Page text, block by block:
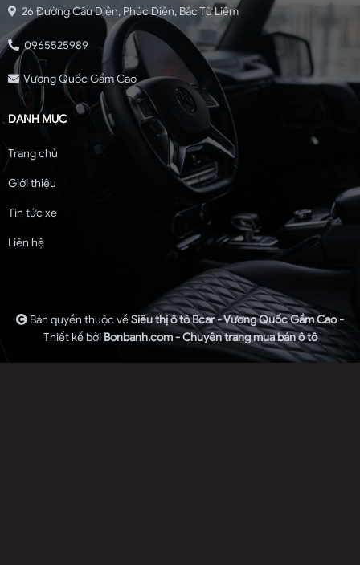
26 Đường Cầu Diễn, Phúc Diễn, Bắc Từ Liêm
0965525989
Vương Quốc Gầm Cao
DANH MỤC
Trang chủ
Giới thiệu
Tin tức xe
Liên hệ
Bản quyền thuộc vềSiêu thị ô tô Bcar - Vương Quốc Gầm Cao -
Thiết kế bởi Bonbanh.com - Chuyên trang mua bán ô tô